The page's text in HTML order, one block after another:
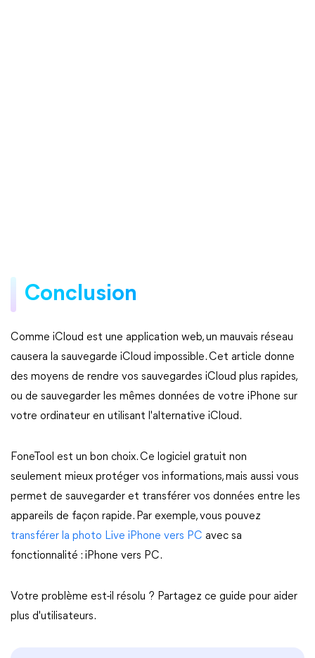
Conclusion
Comme iCloud est une application web, un mauvais réseau
causera la sauvegarde iCloud impossible. Cet article donne
des moyens de rendre vos sauvegardes iCloud plus rapides,
ou de sauvegarder les mêmes données de votre iPhone sur
votre ordinateur en utilisant l'alternative iCloud.
FoneTool est un bon choix. Ce logiciel gratuit non
seulement mieux protéger vos informations, mais aussi vous
permet de sauvegarder et transférer vos données entre les
appareils de façon rapide. Par exemple, vous pouvez
transférer la photo Live iPhone vers PC avec sa
fonctionnalité : iPhone vers PC.
Votre problème est-il résolu ? Partagez ce guide pour aider
plus d'utilisateurs.